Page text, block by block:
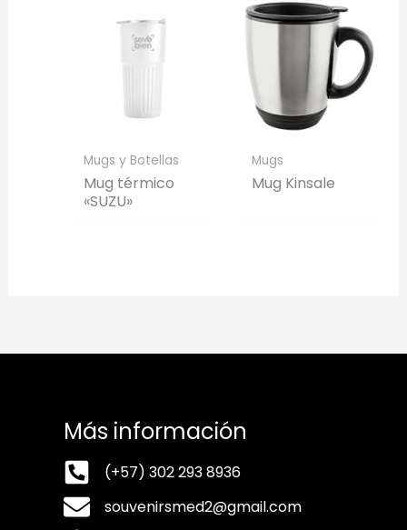
Mugs y Botellas
Mug térmico
«SUZU»
Mugs
Mug Kinsale
Más información
(+57) 302 293 8936
souvenirsmed2@gmail.com